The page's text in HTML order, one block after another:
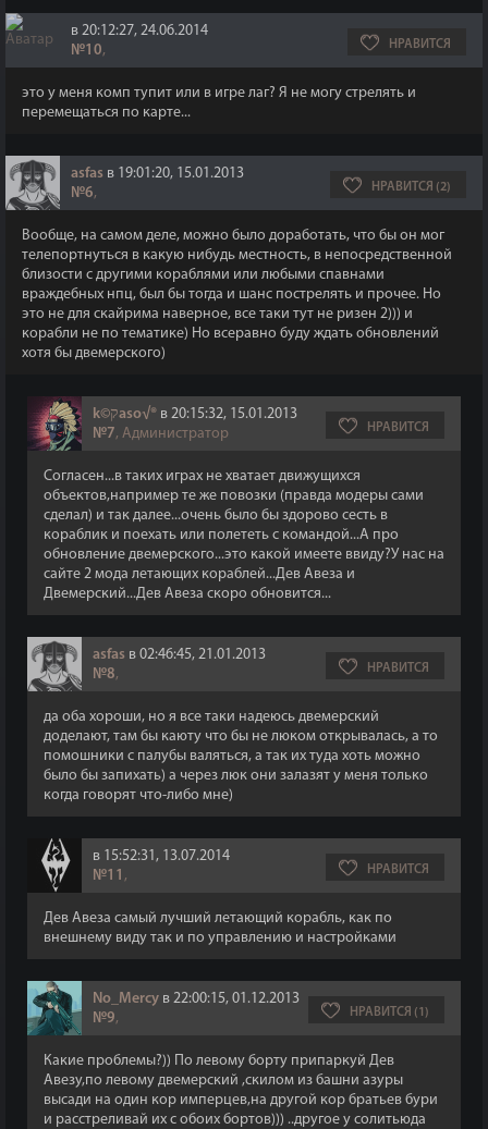
в 20:12:27, 24.06.2014
№10, НРАВИТСЯ
это у меня комп тупит или в игре лаг? Я не могу стрелять и
перемещаться по карте...
asfas в 19:01:20, 15.01.2013
№6, НРАВИТСЯ (2)
Вообще, на самом деле, можно было доработать, что бы он мог
телепортнуться в какую нибудь местность, в непосредственной
близости с другими кораблями или любыми спавнами
враждебных нпц, был бы тогда и шанс пострелять и прочее. Но
это не для скайрима наверное, все таки тут не ризен 2))) и
корабли не по тематике) Но всеравно буду ждать обновлений
хотя бы двемерского)
k©קaso√® в 20:15:32, 15.01.2013
№7, Администратор НРАВИТСЯ
Согласен...в таких играх не хватает движущихся
объектов,например те же повозки (правда модеры сами
сделал) и так далее...очень было бы здорово сесть в
кораблик и поехать или полететь с командой...А про
обновление двемерского...это какой имеете ввиду?У нас на
сайте 2 мода летающих кораблей...Дев Авеза и
Двемерский...Дев Авеза скоро обновится...
asfas в 02:46:45, 21.01.2013
№8, НРАВИТСЯ
да оба хороши, но я все таки надеюсь двемерский
доделают, там бы каюту что бы не люком открывалась, а то
помошники с палубы валяться, а так их туда хоть можно
было бы запихать) а через люк они залазят у меня только
когда говорят что-либо мне)
в 15:52:31, 13.07.2014
№11 , НРАВИТСЯ
Дев Авеза самый лучший летающий корабль, как по
внешнему виду так и по управлению и настройками
No_Mercy в 22:00:15, 01.12.2013
№9, НРАВИТСЯ (1)
Какие проблемы?)) По левому борту припаркуй Дев
Авезу,по левому двемерский ,скилом из башни азуры
высади на один кор имперцев,на другой кор братьев бури
и расстреливай их с обоих бортов))) ..другое у солитьюда